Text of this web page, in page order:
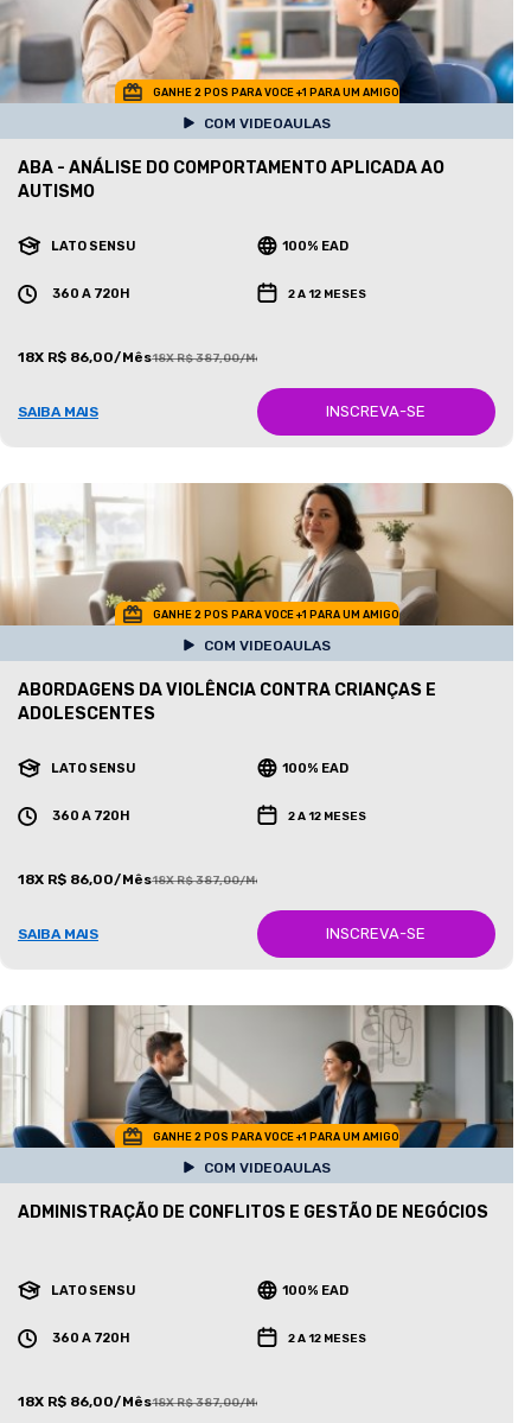
GANHE 2 POS PARA VOCE +1 PARA UM AMIGO
COM VIDEOAULAS
ABA - ANÁLISE DO COMPORTAMENTO APLICADA AO
AUTISMO
LATO SENSU 100% EAD
360 A 720H 2 A 12 MESES
18X R$ 86,00/Mês18X R$ 387,00/Mês
SAIBA MAIS INSCREVA-SE
GANHE 2 POS PARA VOCE +1 PARA UM AMIGO
COM VIDEOAULAS
ABORDAGENS DA VIOLÊNCIA CONTRA CRIANÇAS E
ADOLESCENTES
LATO SENSU 100% EAD
360 A 720H 2 A 12 MESES
18X R$ 86,00/Mês18X R$ 387,00/Mês
SAIBA MAIS INSCREVA-SE
GANHE 2 POS PARA VOCE +1 PARA UM AMIGO
COM VIDEOAULAS
ADMINISTRAÇÃO DE CONFLITOS E GESTÃO DE NEGÓCIOS
LATO SENSU 100% EAD
360 A 720H 2 A 12 MESES
18X R$ 86,00/Mês18X R$ 387,00/Mês